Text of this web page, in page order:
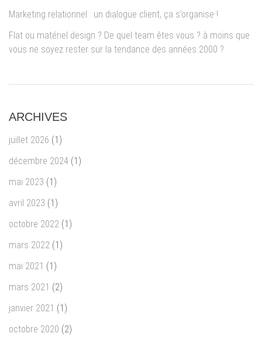
Marketing relationnel : un dialogue client, ça s’organise !
Flat ou matériel design ? De quel team êtes vous ? à moins que
vous ne soyez rester sur la tendance des années 2000 ?
ARCHIVES
juillet 2026 (1)
décembre 2024 (1)
mai 2023 (1)
avril 2023 (1)
octobre 2022 (1)
mars 2022 (1)
mai 2021 (1)
mars 2021 (2)
janvier 2021 (1)
octobre 2020 (2)